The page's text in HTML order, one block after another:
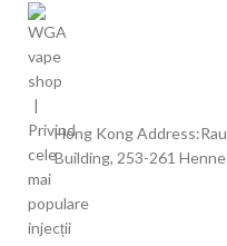
Hong Kong
Building, 253-261